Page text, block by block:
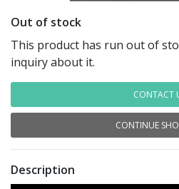
Out of stock
This product has run out of
inquiry about it.
CONTACT
CONTINUE
Description